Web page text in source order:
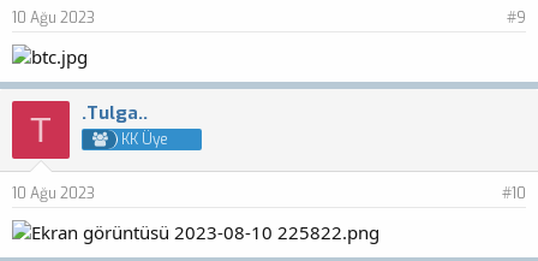
10 Ağu 2023 #9
T .Tulga..
KK Üye
10 Ağu 2023 #10